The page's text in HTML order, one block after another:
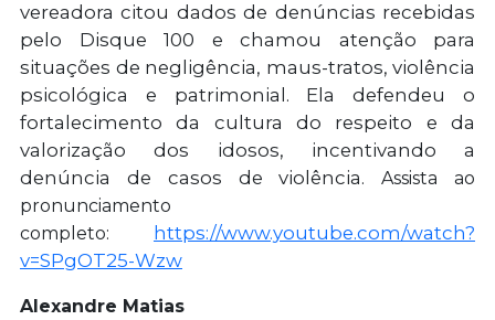
vereadora citou dados de denúncias recebidas
pelo Disque 100 e chamou atenção para
situações de negligência, maus-tratos, violência
psicológica e patrimonial. Ela defendeu o
fortalecimento da cultura do respeito e da
valorização dos idosos, incentivando a
denúncia de casos de violência.
Assista ao
pronunciamento
completo:
https://www.youtube.com/watch?
v=SPgOT25-Wzw
Alexandre Matias